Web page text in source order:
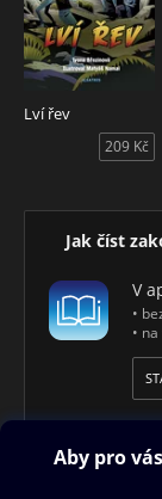
Lví řev
209 Kč
Jak číst
V
•
•